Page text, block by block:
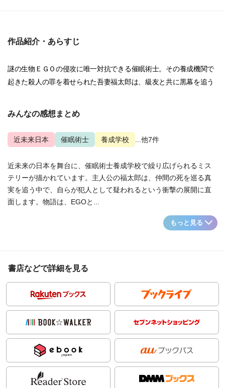
作品紹介・あらすじ
謎の生物ＥＧＯの侵攻に唯一対抗できる催眠術士。その養成機関で
起きた殺人の罪を着せられた吾妻福太郎は、級友と共に黒幕を追う
みんなの感想まとめ
近未来日本 催眠術士 養成学校 ...他7件
近未来の日本を舞台に、催眠術士養成学校で繰り広げられるミス
テリーが描かれています。主人公の福太郎は、仲間の死を巡る真
実を追う中で、自らが犯人として疑われるという衝撃の展開に直
面します。物語は、EGOと...
もっと見る
書店などで詳細を見る